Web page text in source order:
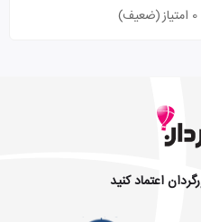
0 امتیاز (ضعیف)
اعتماد کنید